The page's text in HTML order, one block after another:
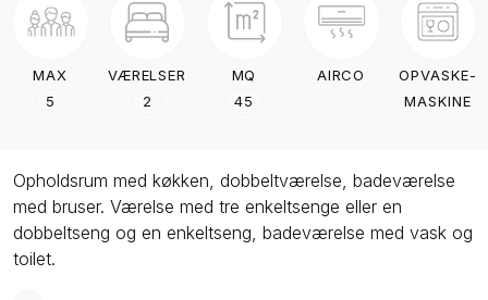
MAX
5
VÆRELSER
2
MQ
45
AIRCO
OPVASKE-
MASKINE
Opholdsrum med køkken, dobbeltværelse, badeværelse
med bruser. Værelse med tre enkeltsenge eller en
dobbeltseng og en enkeltseng, badeværelse med vask og
toilet.